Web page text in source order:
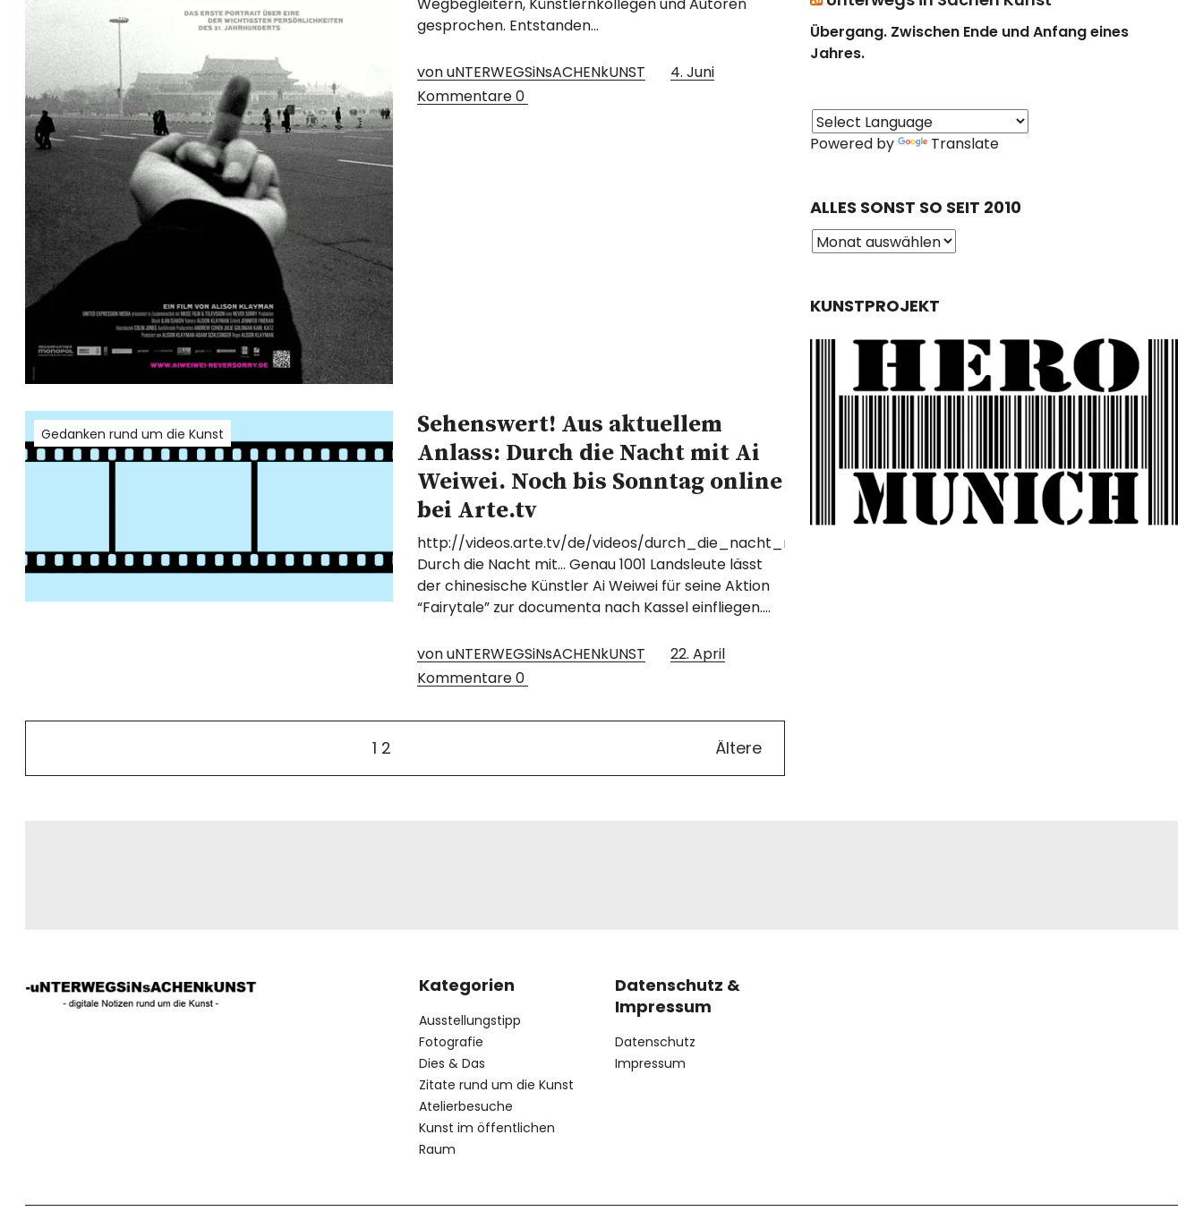
gesprochen. Entstanden…
von uNTERWEGSiNsACHENkUNST
4. Juni
Kommentare0
Gedanken rund um die Kunst
Sehenswert! Aus aktuellem
Anlass: Durch die Nacht mit Ai
Weiwei. Noch bis Sonntag online
bei Arte.tv
http://videos.arte.tv/de/videos/durch_die_nacht_mit_-3842038.html
Durch die Nacht mit… Genau 1001 Landsleute lässt
der chinesische Künstler Ai Weiwei für seine Aktion
“Fairytale” zur documenta nach Kassel einfliegen.…
von uNTERWEGSiNsACHENkUNST
22. April
Kommentare0
1 2 Ältere
Übergang. Zwischen Ende und Anfang eines
Jahres.
Powered by Translate
ALLES SONST SO SEIT 2010
KUNSTPROJEKT
Kategorien
Ausstellungstipp
Fotografie
Dies & Das
Zitate rund um die Kunst
Atelierbesuche
Kunst im öffentlichen
Raum
Datenschutz &
Impressum
Datenschutz
Impressum